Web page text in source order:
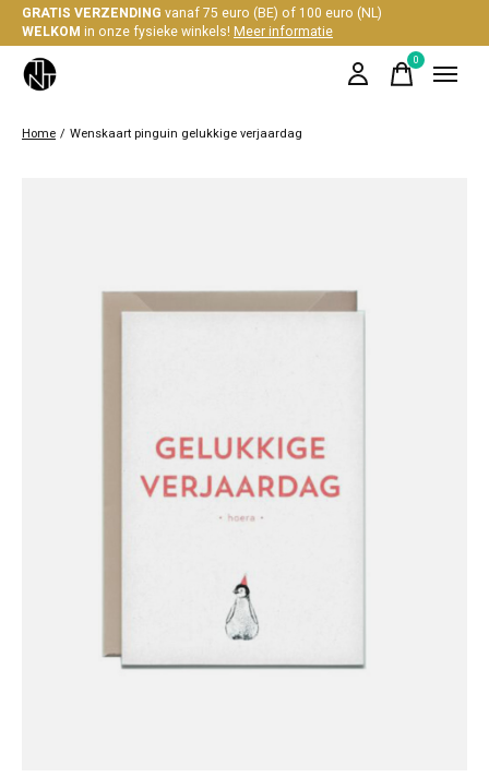
GRATIS VERZENDING vanaf 75 euro (BE) of 100 euro (NL)
WELKOM in onze fysieke winkels!Meer informatie
0items
Home / Wenskaart pinguin gelukkige verjaardag